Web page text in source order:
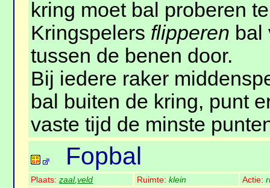
kring moet bal proberen
Kringspelers flipperen bal
tussen de benen door.
Bij iedere raker
bal buiten de kring, punt
vaste tijd de minste
Fopbal
Plaats:zaal,veld Ruimte:klein Actie: